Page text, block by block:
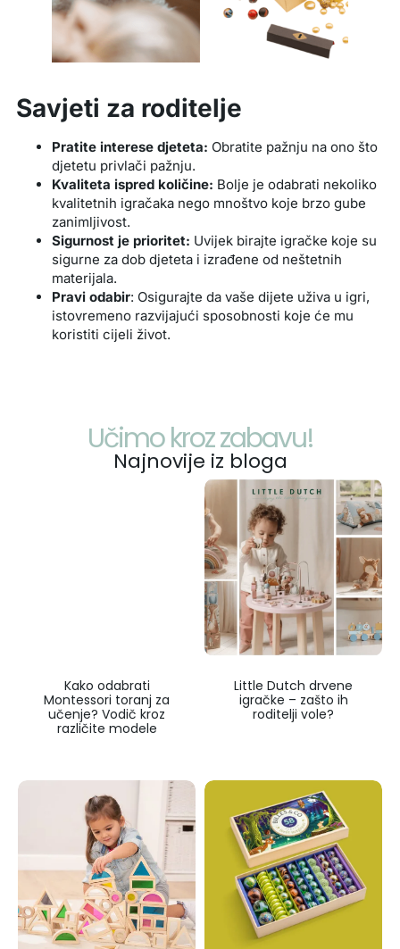
Savjeti za roditelje
Pratite interese djeteta: Obratite pažnju na ono što
djetetu privlači pažnju.
Kvaliteta ispred količine: Bolje je odabrati nekoliko
kvalitetnih igračaka nego mnoštvo koje brzo gube
zanimljivost.
Sigurnost je prioritet: Uvijek birajte igračke koje su
sigurne za dob djeteta i izrađene od neštetnih
materijala.
Pravi odabir: Osigurajte da vaše dijete uživa u igri,
istovremeno razvijajući sposobnosti koje će mu
koristiti cijeli život.
Učimo kroz zabavu!
Najnovije iz bloga
Kako odabrati
Montessori toranj za
učenje? Vodič kroz
različite modele
Little Dutch drvene
igračke – zašto ih
roditelji vole?